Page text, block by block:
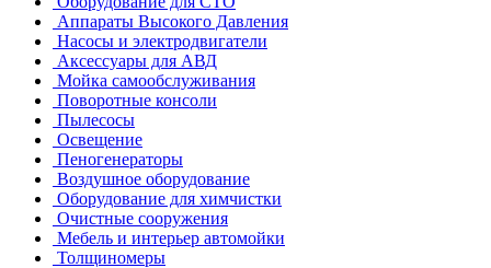
Аппараты Высокого Давления
Насосы и электродвигатели
Аксессуары для АВД
Мойка самообслуживания
Поворотные консоли
Пылесосы
Освещение
Пеногенераторы
Воздушное оборудование
Оборудование для химчистки
Очистные сооружения
Мебель и интерьер автомойки
Толщиномеры